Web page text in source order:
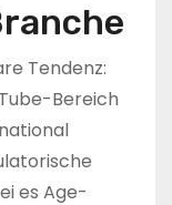
Tendenz:
Bereich
es Age-